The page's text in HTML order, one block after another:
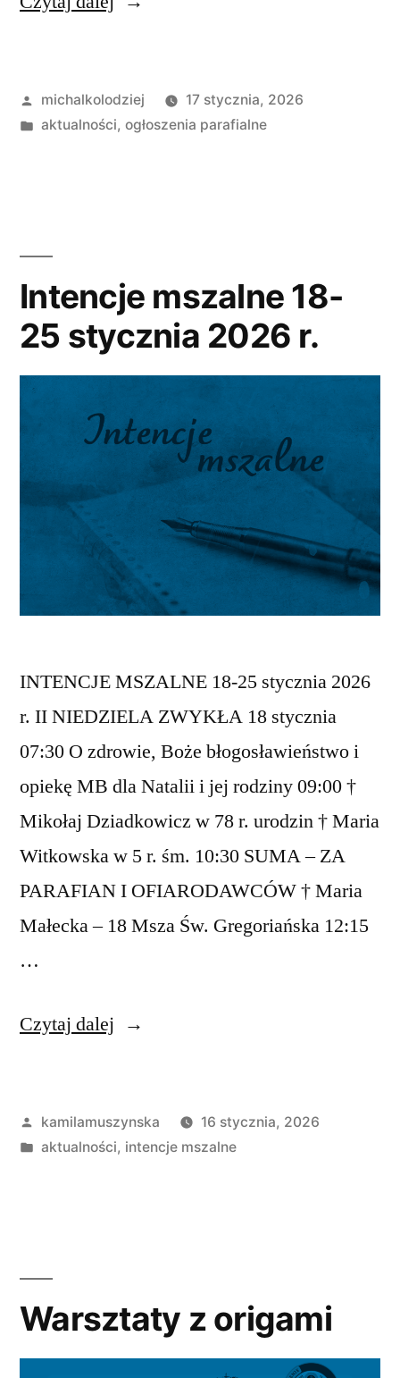
Niedziela
Zwykła
D.
2026”
Opublikowane
przez
michalkolodziej
17 stycznia, 2026
Opublikowano
aktualności, ogłoszenia parafialne
Intencje mszalne 18-
25 stycznia 2026 r.
INTENCJE MSZALNE 18-25 stycznia 2026
r. II NIEDZIELA ZWYKŁA 18 stycznia
07:30 O zdrowie, Boże błogosławieństwo i
opiekę MB dla Natalii i jej rodziny 09:00 †
Mikołaj Dziadkowicz w 78 r. urodzin † Maria
Witkowska w 5 r. śm. 10:30 SUMA – ZA
PARAFIAN I OFIARODAWCÓW † Maria
Małecka – 18 Msza Św. Gregoriańska 12:15
…
Czytaj dalej „Intencje
25
stycznia
Opublikowane
przez
kamilamuszynska
16 stycznia, 2026
Opublikowano
aktualności, intencje mszalne
Warsztaty z origami